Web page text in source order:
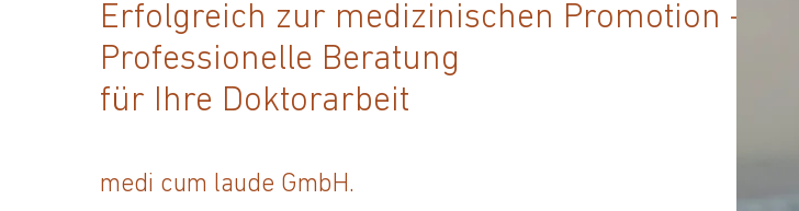
Erfolgreich zur medizinischen Promotion –
Professionelle Beratung
für Ihre Doktorarbeit
​medi cum laude GmbH.